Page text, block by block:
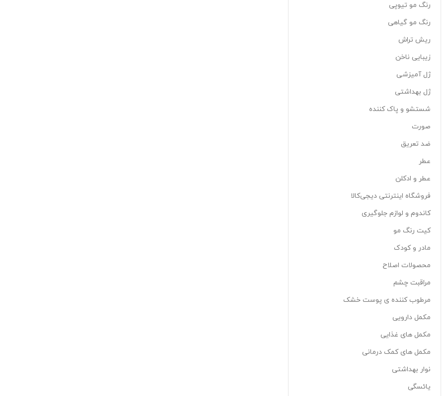
رنگ مو تیوپی
رنگ مو گیاهی
ریش تراش
زیبایی ناخن
ژل آمیزشی
ژل بهداشتی
شستشو و پاک کننده
صورت
ضد تعریق
عطر
عطر و ادکلن
فروشگاه اینترنتی دیجی‌کالا
کاندوم و لوازم جلوگیری
کیت رنگ مو
مادر و کودک
محصولات اصلاح
مراقبت چشم
مرطوب کننده ی پوست خشک
مکمل دارویی
مکمل های غذایی
مکمل های کمک درمانی
نوار بهداشتی
یائسگی